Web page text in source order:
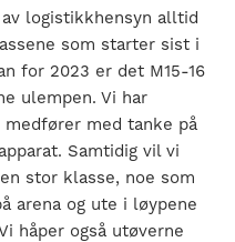
logistikkhensyn alltid
som starter sist i
for 2023 er det M15-16
ulempen. Vi har
medfører med tanke på
Samtidig vil vi
stor klasse, noe som
arena og ute i løypene
håper også utøverne